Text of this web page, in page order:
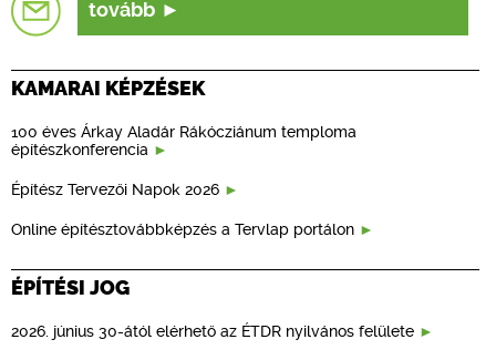
tovább
KAMARAI KÉPZÉSEK
100 éves Árkay Aladár Rákócziánum temploma
építészkonferencia
Építész Tervezői Napok 2026
Online építésztovábbképzés a Tervlap portálon
ÉPÍTÉSI JOG
2026. június 30-ától elérhető az ÉTDR nyilvános felülete